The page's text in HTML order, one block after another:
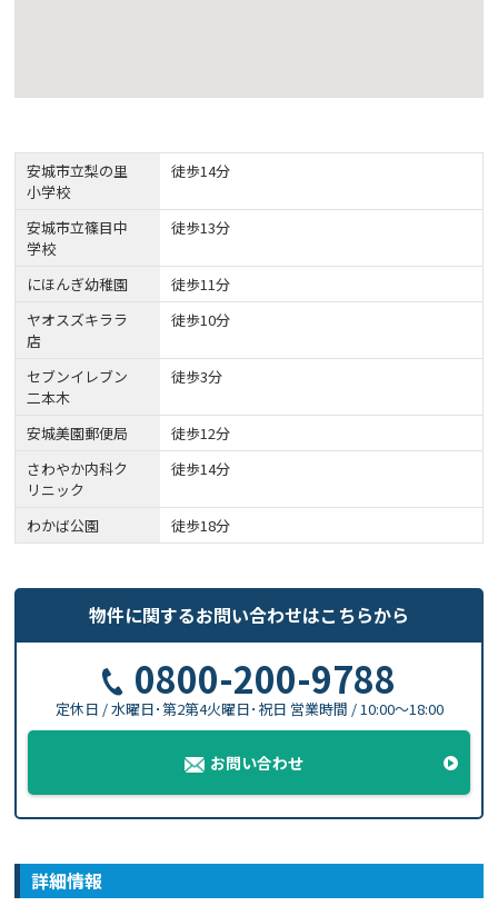
安城市立梨の里
小学校
徒歩14分
安城市立篠目中
学校
徒歩13分
にほんぎ幼稚園
徒歩11分
ヤオスズキララ
店
徒歩10分
セブンイレブン
二本木
徒歩3分
安城美園郵便局
徒歩12分
さわやか内科ク
リニック
徒歩14分
わかば公園 徒歩18分
物件に関するお問い合わせはこちらから
お問い合わせ
0800-200-9788
定休日 / 水曜日･第2第4火曜日･祝日 営業時間 / 10:00〜18:00
詳細情報